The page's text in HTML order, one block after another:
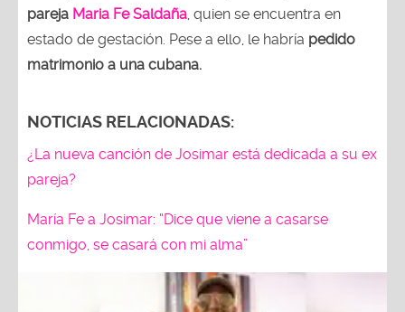
pareja Maria Fe Saldaña , quien se encuentra en
estado de gestación. Pese a ello, le habría pedido
matrimonio a una cubana.
NOTICIAS RELACIONADAS:
¿La nueva canción de Josimar está dedicada a su ex
pareja?
María Fe a Josimar: “Dice que viene a casarse
conmigo, se casará con mi alma”